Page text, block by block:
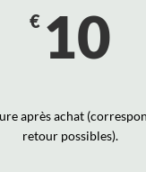
€ 10
après achat
retour possibles).